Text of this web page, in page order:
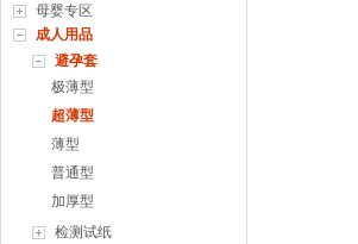
母婴专区
成人用品
避孕套
极薄型
超薄型
薄型
普通型
加厚型
检测试纸